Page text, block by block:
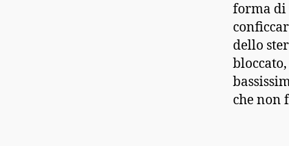
forma di
dello
che non